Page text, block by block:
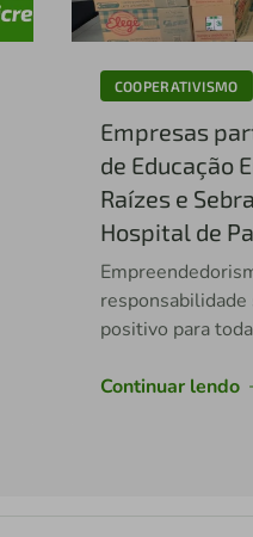
COOPERATIVISMO
Empresas
de Educação
Raízes e
Hospital de
positivo para
Continuar lendo